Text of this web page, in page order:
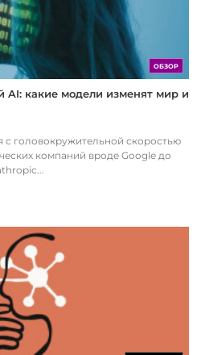
ОБЗОР
AI: какие модели изменят мир и
головокружительной скоростью
компаний вроде Google до